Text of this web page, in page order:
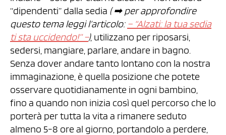
“dipendenti” dalla sedia ( ➡︎ per approfondire
questo tema leggi l’articolo: – “Alzati: la tua sedia
ti sta uccidendo!” –), utilizzano per riposarsi,
sedersi, mangiare, parlare, andare in bagno.
Senza dover andare tanto lontano con la nostra
immaginazione, è quella posizione che potete
osservare quotidianamente in ogni bambino,
fino a quando non inizia così quel percorso che lo
porterà per tutta la vita a rimanere seduto
almeno 5-8 ore al giorno, portandolo a perdere,